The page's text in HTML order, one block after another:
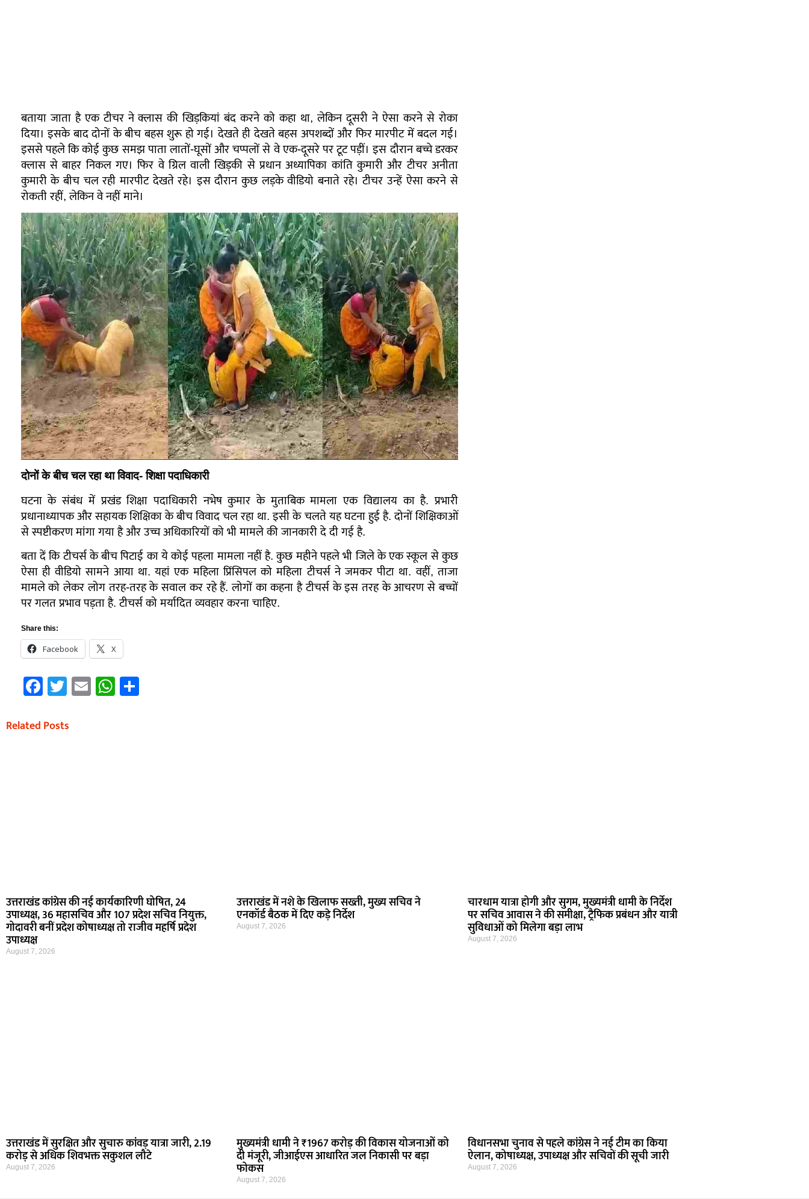
बताया जाता है एक टीचर ने क्लास की खिड़कियां बंद करने को कहा था, लेकिन दूसरी ने ऐसा करने से रोका
दिया। इसके बाद दोनों के बीच बहस शुरू हो गई। देखते ही देखते बहस अपशब्दों और फिर मारपीट में बदल गई।
इससे पहले कि कोई कुछ समझ पाता लातों-घूसों और चप्पलों से वे एक-दूसरे पर टूट पड़ीं। इस दौरान बच्चे डरकर
क्लास से बाहर निकल गए। फिर वे ग्रिल वाली खिड़की से प्रधान अध्यापिका कांति कुमारी और टीचर अनीता
कुमारी के बीच चल रही मारपीट देखते रहे। इस दौरान कुछ लड़के वीडियो बनाते रहे। टीचर उन्हें ऐसा करने से
रोकती रहीं, लेकिन वे नहीं माने।
दोनों के बीच चल रहा था विवाद- शिक्षा पदाधिकारी
घटना के संबंध में प्रखंड शिक्षा पदाधिकारी नभेष कुमार के मुताबिक मामला एक विद्यालय का है. प्रभारी
प्रधानाध्यापक और सहायक शिक्षिका के बीच विवाद चल रहा था. इसी के चलते यह घटना हुई है. दोनों शिक्षिकाओं
से स्पष्टीकरण मांगा गया है और उच्च अधिकारियों को भी मामले की जानकारी दे दी गई है.
बता दें कि टीचर्स के बीच पिटाई का ये कोई पहला मामला नहीं है. कुछ महीने पहले भी जिले के एक स्कूल से कुछ
ऐसा ही वीडियो सामने आया था. यहां एक महिला प्रिंसिपल को महिला टीचर्स ने जमकर पीटा था. वहीं, ताजा
मामले को लेकर लोग तरह-तरह के सवाल कर रहे हैं. लोगों का कहना है टीचर्स के इस तरह के आचरण से बच्चों
पर गलत प्रभाव पड़ता है. टीचर्स को मर्यादित व्यवहार करना चाहिए.
Share this:
Facebook X
Facebook
TwitterEmailWhatsApp
Related Posts
उत्तराखंड कांग्रेस की नई कार्यकारिणी घोषित, 24
उपाध्यक्ष, 36 महासचिव और 107 प्रदेश सचिव नियुक्त,
गोदावरी बनीं प्रदेश कोषाध्यक्ष तो राजीव महर्षि प्रदेश
उपाध्यक्ष
August 7, 2026
उत्तराखंड में नशे के खिलाफ सख्ती, मुख्य सचिव ने
एनकॉर्ड बैठक में दिए कड़े निर्देश
August 7, 2026
चारधाम यात्रा होगी और सुगम, मुख्यमंत्री धामी के निर्देश
पर सचिव आवास ने की समीक्षा, ट्रैफिक प्रबंधन और यात्री
सुविधाओं को मिलेगा बड़ा लाभ
August 7, 2026
उत्तराखंड में सुरक्षित और सुचारु कांवड़ यात्रा जारी, 2.19
करोड़ से अधिक शिवभक्त सकुशल लौटे
August 7, 2026
मुख्यमंत्री धामी ने ₹1967 करोड़ की विकास योजनाओं को
दी मंजूरी, जीआईएस आधारित जल निकासी पर बड़ा
फोकस
August 7, 2026
विधानसभा चुनाव से पहले कांग्रेस ने नई टीम का किया
ऐलान, कोषाध्यक्ष, उपाध्यक्ष और सचिवों की सूची जारी
August 7, 2026